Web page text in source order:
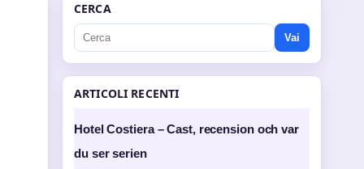
CERCA
Vai
ARTICOLI RECENTI
Hotel Costiera – Cast, recension och var
du ser serien